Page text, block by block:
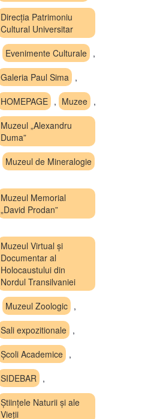
Direcția Patrimoniu
Cultural Universitar
Evenimente Culturale ,
Galeria Paul Sima ,
HOMEPAGE , Muzee ,
Muzeul „Alexandru
Duma”
Muzeul de Mineralogie
Muzeul Memorial
„David Prodan”
Muzeul Virtual și
Documentar al
Holocaustului din
Nordul Transilvaniei
Muzeul Zoologic ,
Sali expozitionale ,
Școli Academice ,
SIDEBAR ,
Științele Naturii și ale
Vieții